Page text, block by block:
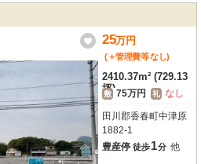
りと保てるのが嬉しいポイント。駐車場は
ます。日当り良好で、明るい光が差し込
せんか？ぜひ一度ご内覧ください。
25万円
(＋管理費等なし)
2410.37m² (729.13
坪)
敷 75万円 礼 なし
田川郡香春町中津原
1882-1
豊産停 徒歩1分 他